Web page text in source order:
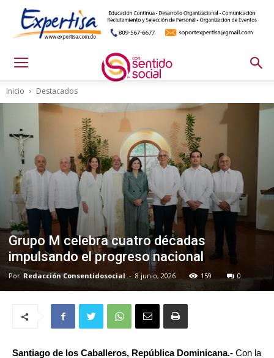
Inicio Destacados
Grupo M celebra cuatro décadas
impulsando el progreso nacional
Por Redacción Consentidosocial - 8 junio, 2026 159 0
Santiago de los Caballeros, República Dominicana.- Con la